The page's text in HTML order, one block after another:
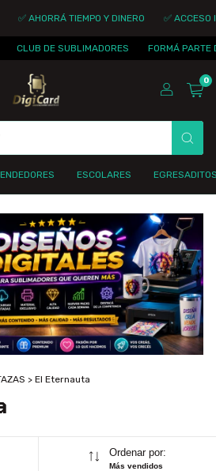
✅ AHORRÁ TIEMPO Y DINERO ✅ ACCESO
CLUB DE SUBLIMADORES FORMÁ PARTE
0
ESCOLARES
> El Eternauta
Ordenar por:
Más vendidos